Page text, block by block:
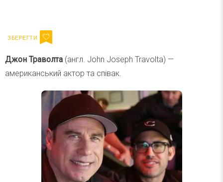
Джон Траволта (англ. John Joseph Travolta) —
американський актор та співак.